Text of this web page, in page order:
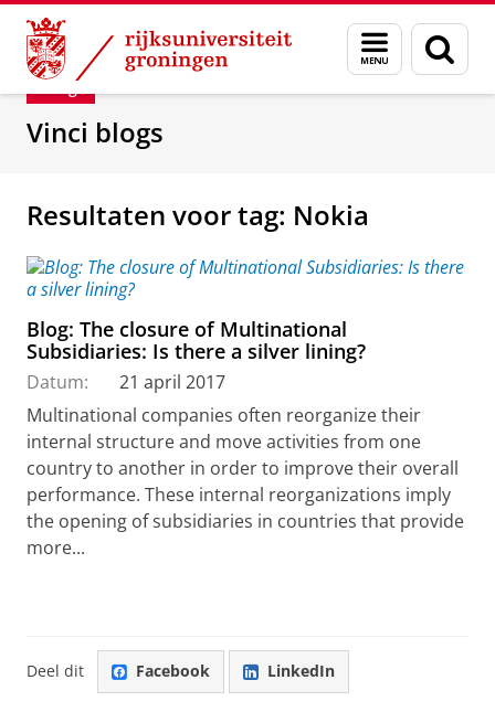
Skip
Content
Skip
Navigation
Menu
en
zoeken
Department of Innovation Management &
Blog
Vinci blogs
Resultaten voor tag: Nokia
Blog: The closure of Multinational
Subsidiaries: Is there a silver lining?
Datum:
21 april 2017
Multinational companies often reorganize their
internal structure and move activities from one
country to another in order to improve their overall
performance. These internal reorganizations imply
the opening of subsidiaries in countries that provide
more...
Deel dit Facebook LinkedIn